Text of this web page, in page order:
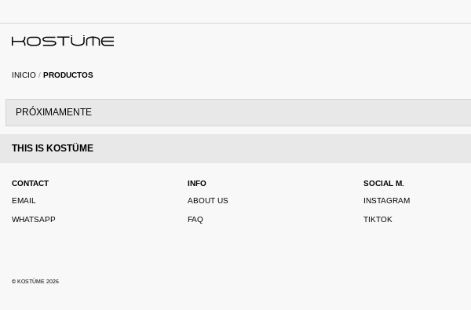
INICIO / PRODUCTOS
PRÓXIMAMENTE
THIS IS KOSTÜME
CONTACT
EMAIL
WHATSAPP
INFO
ABOUT US
FAQ
SOCIAL M.
INSTAGRAM
TIKTOK
© KOSTÜME 2026